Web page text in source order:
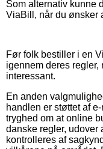
Som alternativ kunne
ViaBill, når du ønsker
Før folk bestiller i en
igennem deres
interessant.
En anden
handlen er støttet af
tryghed om at online
danske regler, udover
kontrolleres af